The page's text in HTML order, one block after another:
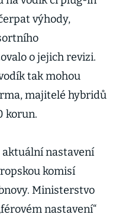
výhody,
o jejich revizi.
tak mohou
majitelé hybridů
korun.
nastavení
komisí
Ministerstvo
nastavení“